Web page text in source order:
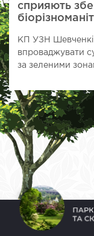
сприяють
КП УЗН
впроваджувати
за зеленими